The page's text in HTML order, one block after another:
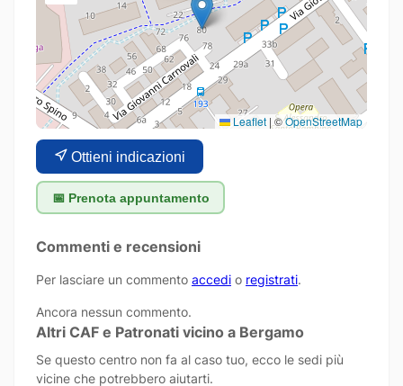
Leaflet | ©OpenStreetMap
Ottieni indicazioni
📅 Prenota appuntamento
Commenti e recensioni
Per lasciare un commento accedi o registrati.
Ancora nessun commento.
Altri CAF e Patronati vicino a Bergamo
Se questo centro non fa al caso tuo, ecco le sedi più
vicine che potrebbero aiutarti.